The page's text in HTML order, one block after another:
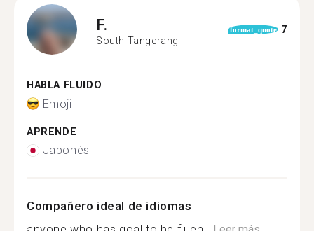
F.
South Tangerang
format_quote 7
HABLA FLUIDO
Emoji
APRENDE
Japonés
Compañero ideal de idiomas